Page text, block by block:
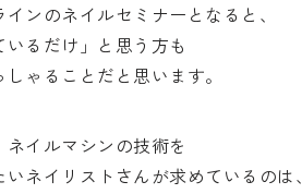
インのネイルセミナーとなると、
いるだけ」と思う方も
しゃることだと思います。
ネイルマシンの技術を
いネイリストさんが求めているのは、